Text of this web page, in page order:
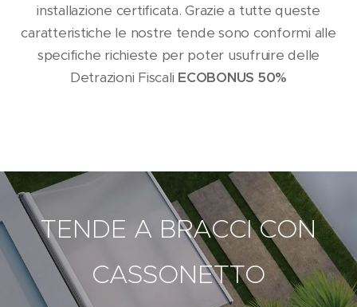
installazione certificata. Grazie a tutte queste
caratteristiche le nostre tende sono conformi alle
specifiche richieste per poter usufruire delle
Detrazioni Fiscali ECOBONUS 50%
TENDE A BRACCI CON
CASSONETTO